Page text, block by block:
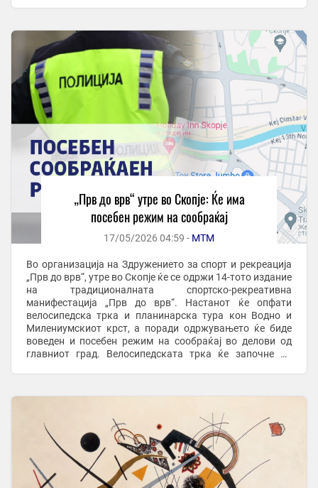
„Прв до врв“ утре во Скопје: Ќе има
посебен режим на сообраќај
17/05/2026 04:59 - МТМ
Во организација на Здружението за спорт и рекреација
„Прв до врв“, утре во Скопје ќе се одржи 14-тото издание
на традиционалната спортско-рекреативна
манифестација „Прв до врв“. Настанот ќе опфати
велосипедска трка и планинарска тура кон Водно и
Милениумскиот крст, а поради одржувањето ќе биде
воведен и посебен режим на сообраќај во делови од
главниот град. Велосипедската трка ќе започне во